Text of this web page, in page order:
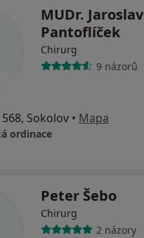
MUDr. Jaroslav
Pantoflíček
Chirurg
9 názorů
Sokolov • Mapa
ordinace
Peter Šebo
Chirurg
2 názory